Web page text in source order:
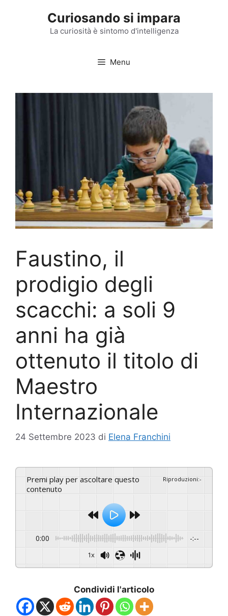
Curiosando si impara
La curiosità è sintomo d'intelligenza
Menu
Faustino, il
prodigio degli
scacchi: a soli 9
anni ha già
ottenuto il titolo di
Maestro
Internazionale
24 Settembre 2023 di Elena Franchini
Premi play per ascoltare questo
contenuto
Riproduzioni:-
0:00 -:--
1x
Condividi l'articolo